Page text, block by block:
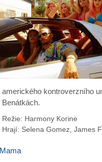
amerického kontroverzního
Benátkách.
Režie: Harmony Korine
Hrají: Selena Gomez, James
Mama